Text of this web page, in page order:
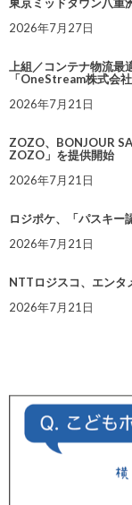
東京ミッドタウン八重
2026年7月27日
上組／コンテナ物流最
「OneStream株式会
2026年7月21日
ZOZO、BONJOUR
ZOZO」を提供開始
2026年7月21日
ロジポケ、「パスキー
2026年7月21日
NTTロジスコ、エン
2026年7月21日